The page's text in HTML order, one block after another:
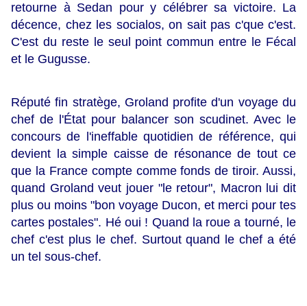
retourne à Sedan pour y célébrer sa victoire. La
décence, chez les socialos, on sait pas c'que c'est.
C'est du reste le seul point commun entre le Fécal
et le Gugusse.
Réputé fin stratège, Groland profite d'un voyage du
chef de l'État pour balancer son scudinet. Avec le
concours de l'ineffable quotidien de référence, qui
devient la simple caisse de résonance de tout ce
que la France compte comme fonds de tiroir. Aussi,
quand Groland veut jouer "le retour", Macron lui dit
plus ou moins "bon voyage Ducon, et merci pour tes
cartes postales". Hé oui ! Quand la roue a tourné, le
chef c'est plus le chef. Surtout quand le chef a été
un tel sous-chef.